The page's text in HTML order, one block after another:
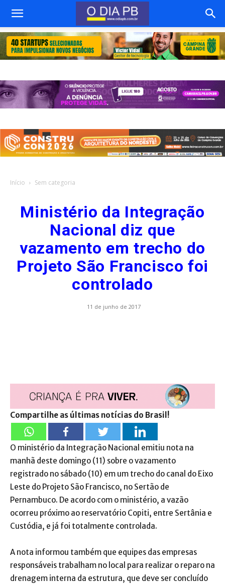
Início Sem categoria
Ministério da Integração
Nacional diz que
vazamento em trecho do
Projeto São Francisco foi
controlado
11 de junho de 2017
Compartilhe as últimas notícias do Brasil!
O ministério da Integração Nacional emitiu nota na
manhã deste domingo (11) sobre o vazamento
registrado no sábado (10) em um trecho do canal do Eixo
Leste do Projeto São Francisco, no Sertão de
Pernambuco. De acordo com o ministério, a vazão
ocorreu próximo ao reservatório Copiti, entre Sertânia e
Custódia, e já foi totalmente controlada.
A nota informou também que equipes das empresas
responsáveis trabalham no local para realizar o reparo na
drenagem interna da estrutura, que deve ser concluído